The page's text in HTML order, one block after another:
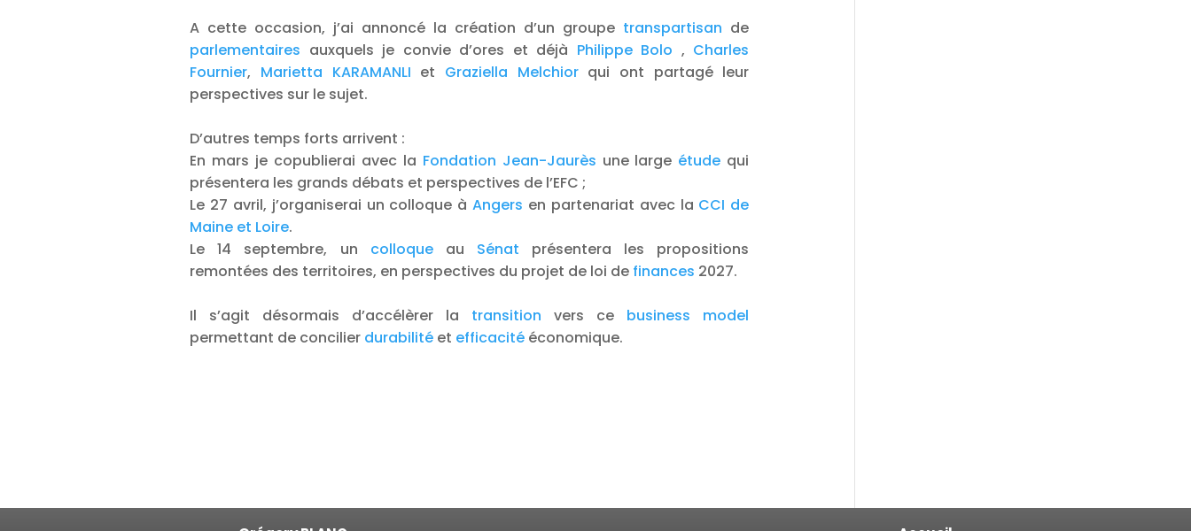
A cette occasion, j’ai annoncé la création d’un groupe transpartisan de
parlementaires auxquels je convie d’ores et déjà Philippe Bolo , Charles
Fournier, Marietta KARAMANLI et Graziella Melchior qui ont partagé leur
perspectives sur le sujet.
D’autres temps forts arrivent :
En mars je copublierai avec la Fondation Jean-Jaurès une large étude qui
présentera les grands débats et perspectives de l’EFC ;
Le 27 avril, j’organiserai un colloque à Angers en partenariat avec la CCI de
Maine et Loire.
Le 14 septembre, un
colloque au Sénat
présentera les propositions
remontées des territoires, en perspectives du projet de loi de finances 2027.
Il s’agit désormais d’accélèrer la transition vers ce business
model
permettant de concilier durabilité et efficacité économique.